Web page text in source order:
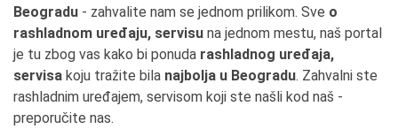
Beogradu - zahvalite nam se jednom prilikom. Sve o
rashladnom uređaju, servisu na jednom mestu, naš portal
je tu zbog vas kako bi ponuda rashladnog uređaja,
servisa koju tražite bila najbolja u Beogradu. Zahvalni ste
rashladnim uređajem, servisom koji ste našli kod naš -
preporučite nas.